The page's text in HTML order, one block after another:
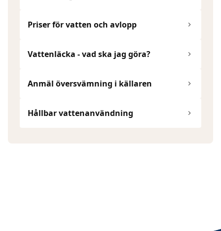
Priser för vatten och avlopp
Vattenläcka - vad ska jag göra?
Anmäl översvämning i källaren
Hållbar vattenanvändning